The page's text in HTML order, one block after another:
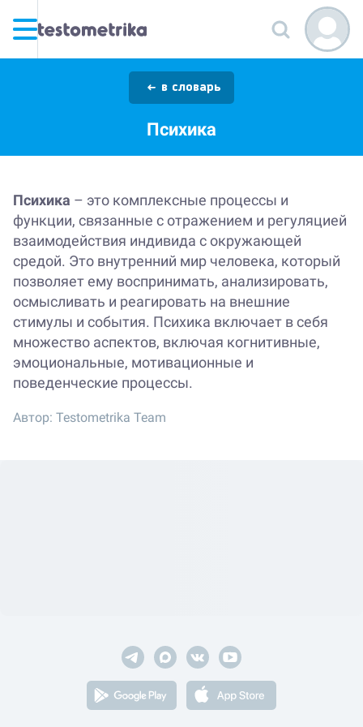
в словарь
Психика
Психика – это комплексные процессы и
функции, связанные с отражением и регуляцией
взаимодействия индивида с окружающей
средой. Это внутренний мир человека, который
позволяет ему воспринимать, анализировать,
осмысливать и реагировать на внешние
стимулы и события. Психика включает в себя
множество аспектов, включая когнитивные,
эмоциональные, мотивационные и
поведенческие процессы.
Автор: Testometrika Team